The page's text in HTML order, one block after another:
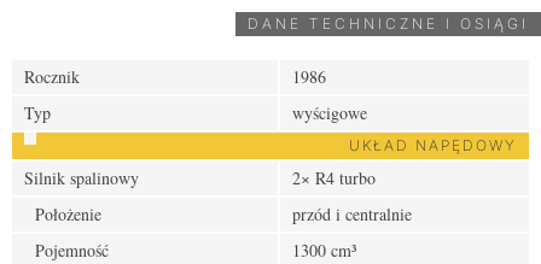
DANE TECHNICZNE I OSIĄGI
Rocznik
1986
Typ
wyścigowe
UKŁAD NAPĘDOWY
Silnik spalinowy
2× R4 turbo
Położenie
przód i centralnie
Pojemność
1300 cm³